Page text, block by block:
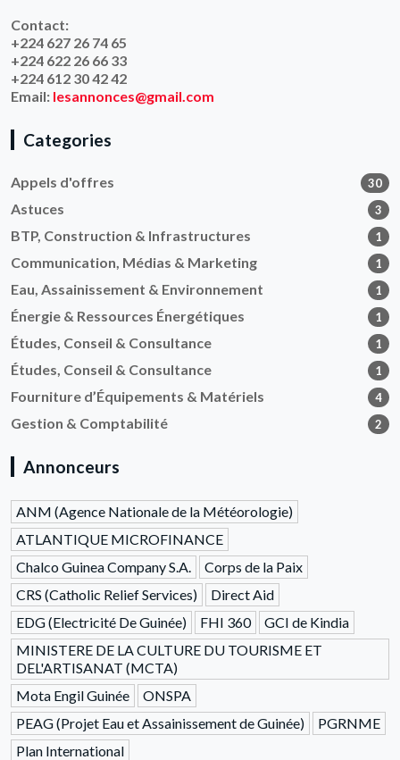
Contact:
+224 627 26 74 65
+224 622 26 66 33
+224 612 30 42 42
Email: lesannonces@gmail.com
Categories
Appels d'offres 30
Astuces 3
BTP, Construction & Infrastructures 1
Communication, Médias & Marketing 1
Eau, Assainissement & Environnement 1
Énergie & Ressources Énergétiques 1
Études, Conseil & Consultance 1
Études, Conseil & Consultance 1
Fourniture d’Équipements & Matériels 4
Gestion & Comptabilité 2
Annonceurs
ANM (Agence Nationale de la Météorologie)
ATLANTIQUE MICROFINANCE
Chalco Guinea Company S.A.
Corps de la Paix
CRS (Catholic Relief Services)
Direct Aid
EDG (Electricité De Guinée)
FHI 360
GCI de Kindia
MINISTERE DE LA CULTURE DU TOURISME ET
DEL'ARTISANAT (MCTA)
Mota Engil Guinée
ONSPA
PEAG (Projet Eau et Assainissement de Guinée)
PGRNME
Plan International